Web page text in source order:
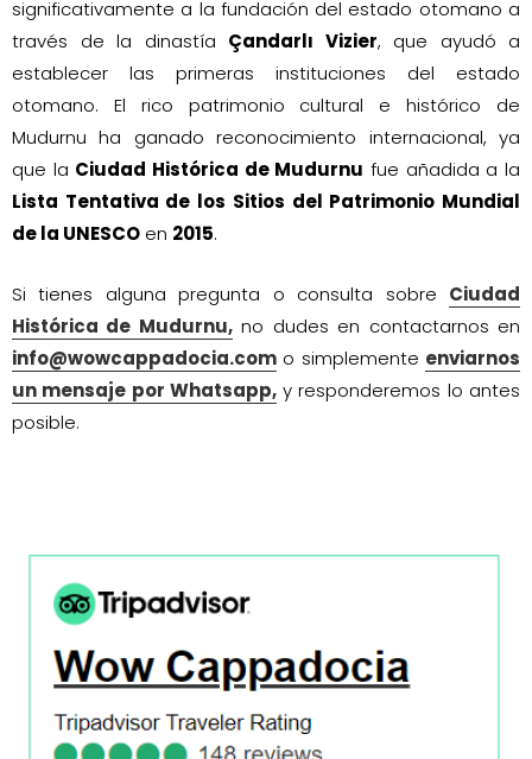
significativamente a la fundación del estado otomano a
través de la dinastía Çandarlı Vizier, que ayudó a
establecer las primeras instituciones del estado
otomano. El rico patrimonio cultural e histórico de
Mudurnu ha ganado reconocimiento internacional, ya
que la Ciudad Histórica de Mudurnu fue añadida a la
Lista Tentativa de los Sitios del Patrimonio Mundial
de la UNESCO en 2015.
Si tienes alguna pregunta o consulta sobre Ciudad
Histórica de Mudurnu,no dudes en contactarnos en
info@wowcappadocia.com o simplemente enviarnos
un mensaje por Whatsapp,y responderemos lo antes
posible.